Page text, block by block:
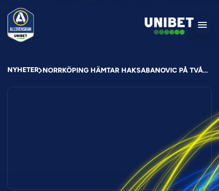
NYHETER NORRKÖPING HÄMTAR HAKSABANOVIC PÅ TVÅÅRSLÅN